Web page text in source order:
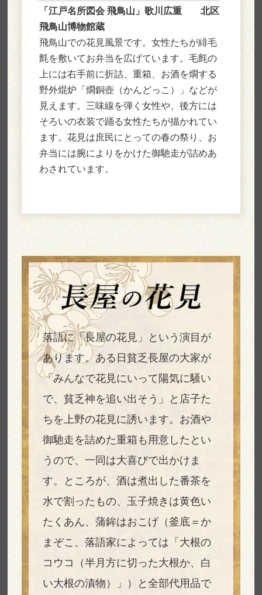
「江戸名所図会 飛鳥山」歌川広重 北区
飛鳥山博物館蔵
飛鳥山での花見風景です。女性たちが緋毛
氈を敷いてお弁当を広げています。毛氈の
上には右手前に折詰、重箱、お酒を燗する
野外焜炉「燗銅壺（かんどっこ）」などが
見えます。三味線を弾く女性や、後方には
そろいの衣装で踊る女性たちが描かれてい
ます。花見は庶民にとっての春の祭り、お
弁当には腕によりをかけた御馳走が詰めあ
わされています。
落語に「長屋の花見」という演目が
あります。ある日貧乏長屋の大家が
「みんなで花見にいって陽気に騒い
で、貧乏神を追い出そう」と店子た
ちを上野の花見に誘います。お酒や
御馳走を詰めた重箱も用意したとい
うので、一同は大喜びで出かけま
す。ところが、酒は煮出した番茶を
水で割ったもの、玉子焼きは黄色い
たくあん、蒲鉾はおこげ（釜底＝か
まぞこ、落語家によっては「大根の
コウコ（半月方に切った大根か、白
い大根の漬物）」）と全部代用品で